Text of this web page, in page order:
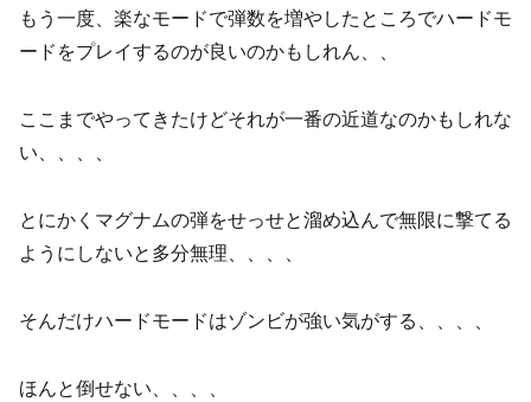
もう一度、楽なモードで弾数を増やしたところでハードモ
ードをプレイするのが良いのかもしれん、、
ここまでやってきたけどそれが一番の近道なのかもしれな
い、、、、
とにかくマグナムの弾をせっせと溜め込んで無限に撃てる
ようにしないと多分無理、、、、
そんだけハードモードはゾンビが強い気がする、、、、
ほんと倒せない、、、、